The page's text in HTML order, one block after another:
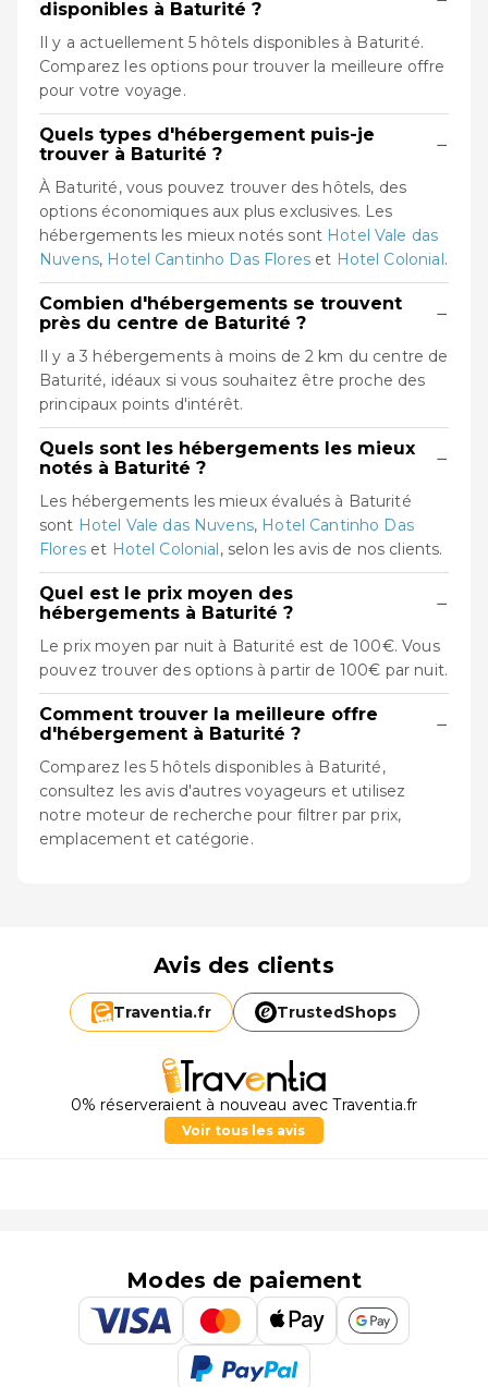
disponibles à Baturité ?
Il y a actuellement 5 hôtels disponibles à Baturité.
Comparez les options pour trouver la meilleure offre
pour votre voyage.
Quels types d'hébergement puis-je
trouver à Baturité ?
−
À Baturité, vous pouvez trouver des hôtels, des
options économiques aux plus exclusives. Les
hébergements les mieux notés sont Hotel Vale das
Nuvens, Hotel Cantinho Das Floreset Hotel Colonial.
Combien d'hébergements se trouvent
près du centre de Baturité ?
−
Il y a 3 hébergements à moins de 2 km du centre de
Baturité, idéaux si vous souhaitez être proche des
principaux points d'intérêt.
Quels sont les hébergements les mieux
notés à Baturité ?
−
Les hébergements les mieux évalués à Baturité
sont Hotel Vale das Nuvens, Hotel Cantinho Das
Floreset Hotel Colonial, selon les avis de nos clients.
Quel est le prix moyen des
hébergements à Baturité ?
−
Le prix moyen par nuit à Baturité est de 100€. Vous
pouvez trouver des options à partir de 100€ par nuit.
Comment trouver la meilleure offre
d'hébergement à Baturité ?
−
Comparez les 5 hôtels disponibles à Baturité,
consultez les avis d'autres voyageurs et utilisez
notre moteur de recherche pour filtrer par prix,
emplacement et catégorie.
Avis des clients
Traventia.fr TrustedShops
0% réserveraient à nouveau avec Traventia.fr
Voir tous les avis
Modes de paiement